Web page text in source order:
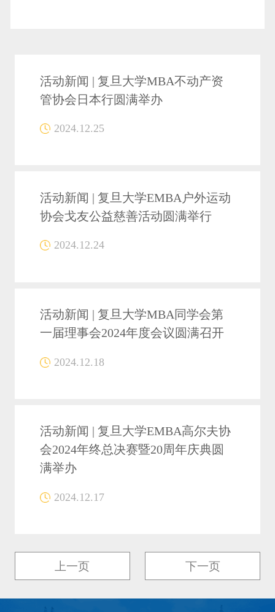
活动新闻 | 复旦大学MBA不动产资
管协会日本行圆满举办
2024.12.25
活动新闻 | 复旦大学EMBA户外运动
协会戈友公益慈善活动圆满举行
2024.12.24
活动新闻 | 复旦大学MBA同学会第
一届理事会2024年度会议圆满召开
2024.12.18
活动新闻 | 复旦大学EMBA高尔夫协
会2024年终总决赛暨20周年庆典圆
满举办
2024.12.17
上一页 下一页